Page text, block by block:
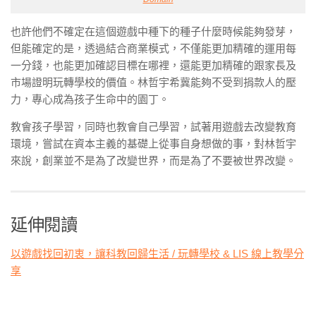
也許他們不確定在這個遊戲中種下的種子什麼時候能夠發芽，
但能確定的是，透過結合商業模式，不僅能更加精確的運用每
一分錢，也能更加確認目標在哪裡，還能更加精確的跟家長及
市場證明玩轉學校的價值。林哲宇希冀能夠不受到捐款人的壓
力，專心成為孩子生命中的園丁。
教會孩子學習，同時也教會自己學習，試著用遊戲去改變教育
環境，嘗試在資本主義的基礎上從事自身想做的事，對林哲宇
來說，創業並不是為了改變世界，而是為了不要被世界改變。
延伸閱讀
以遊戲找回初衷，讓科教回歸生活 / 玩轉學校 & LIS 線上教學分
享